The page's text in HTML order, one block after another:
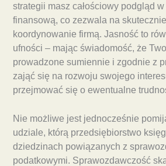
strategii masz całościowy podgląd
finansową, co zezwala na
koordynowanie firmą. Jasność to
ufności – mając świadomość, że
prowadzone sumiennie i zgodnie z
zająć się na rozwoju swojego
przejmować się o ewentualne
Nie możliwe jest jednocześnie
udziale, którą przedsiębiorstwo
dziedzinach powiązanych z
podatkowymi. Sprawozdawczość